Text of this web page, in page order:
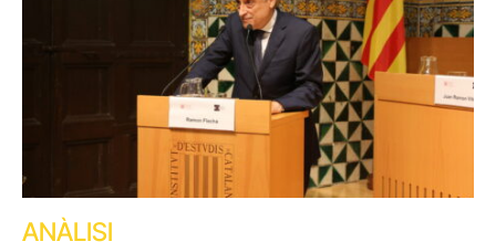
ANÀLISI